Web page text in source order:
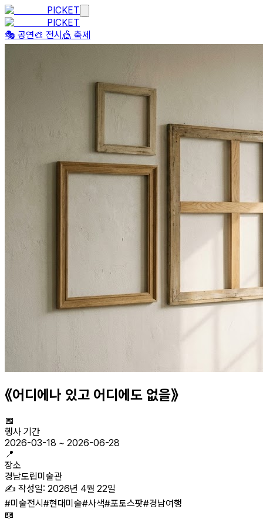
PICKET
PICKET
🎭 공연🎨 전시 🎪 축제
《어디에나 있고 어디에도 없을》
📅
행사 기간
2026-03-18 ~ 2026-06-28
📍
장소
경남도립미술관
✍️ 작성일: 2026년 4월 22일
#미술전시 #현대미술#사색#포토스팟#경남여행
📖